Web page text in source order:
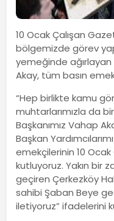
10 Ocak Çalışan
bölgemizde görev
yemeğinde ağırlayan
Akay, tüm basın
“Hep birlikte kamu
muhtarlarımızla da
Başkanımız Vahap
Başkan
emekçilerinin 10
kutluyoruz. Yakın bir
geçiren Çerkezköy
sahibi Şaban Beye
iletiyoruz” ifadelerini